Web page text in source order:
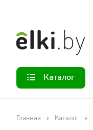
Каталог
Главная Каталог